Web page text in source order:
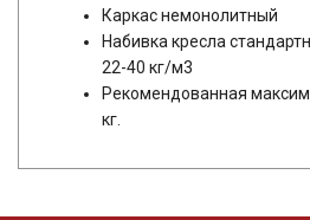
Каркас немонолитный
Набивка кресла
22-40 кг/м3
Рекомендованная
кг.